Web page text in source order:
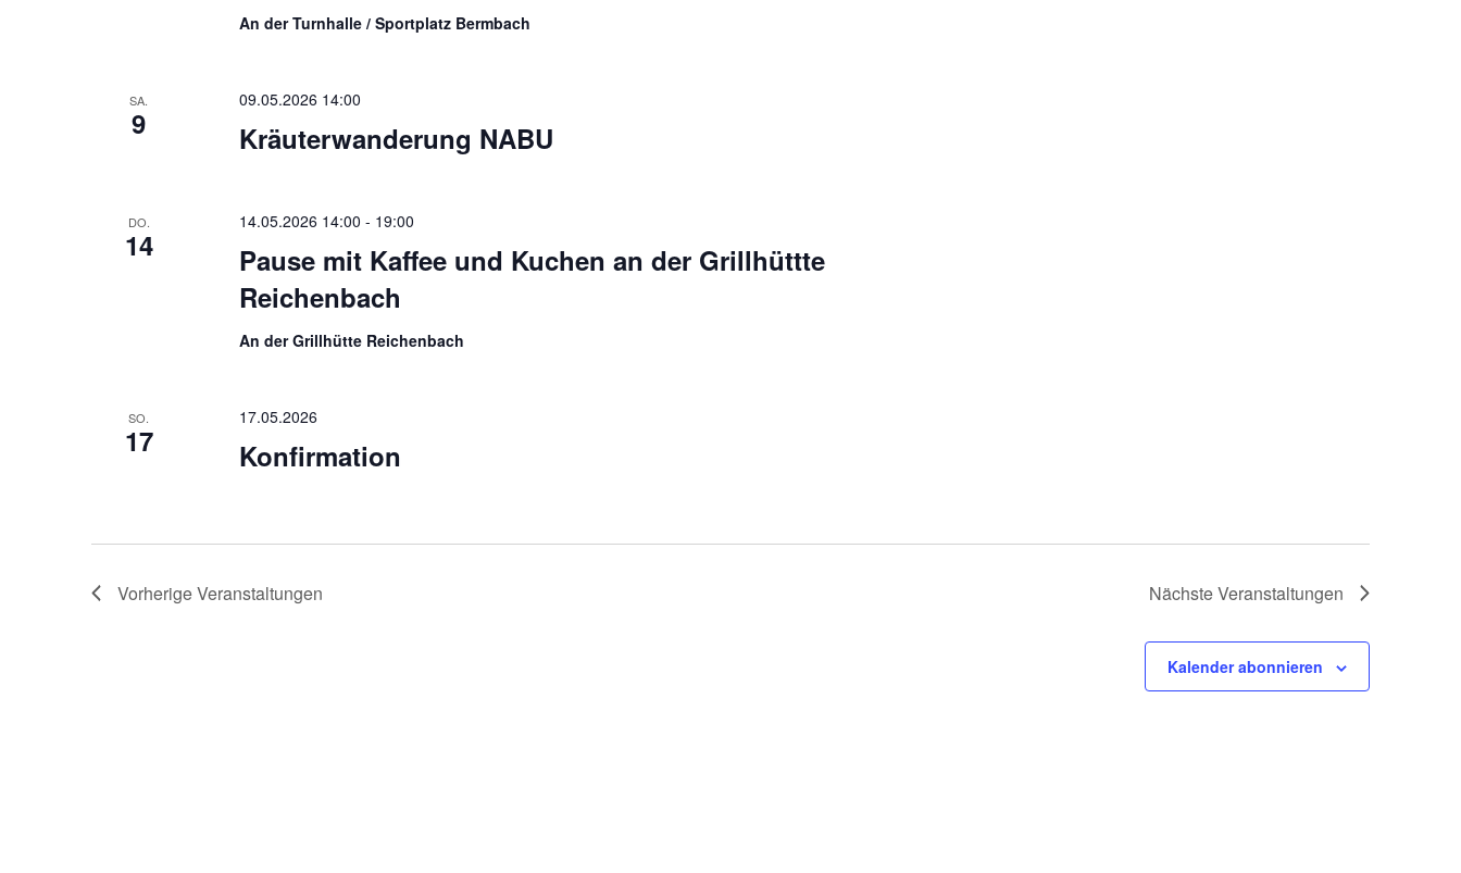
An der Turnhalle / Sportplatz Bermbach
SA.
9 Kräuterwanderung NABU
09.05.2026 14:00
DO.
14
Pause mit Kaffee und Kuchen an der Grillhüttte
Reichenbach
14.05.2026 14:00 - 19:00
An der Grillhütte Reichenbach
SO.
17 Konfirmation
17.05.2026
VorherigeVeranstaltungen NächsteVeranstaltungen
Kalender abonnieren